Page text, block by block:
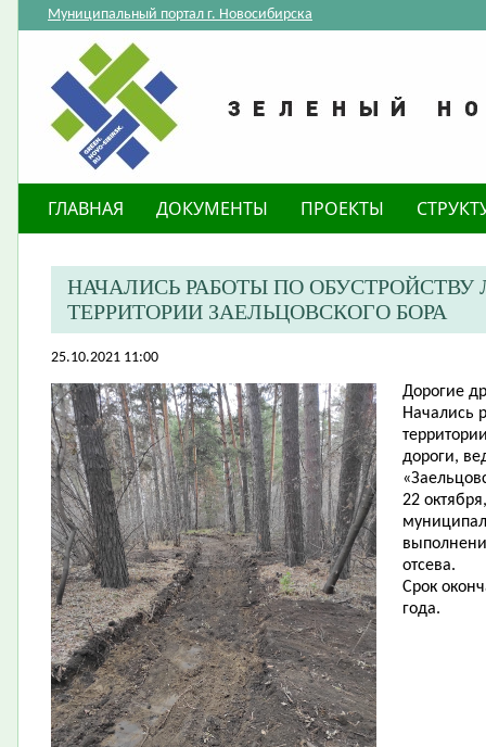
Муниципальный портал г. Новосибирска
ГЛАВНАЯ ДОКУМЕНТЫ ПРОЕКТЫ
НАЧАЛИСЬ РАБОТЫ ПО
ТЕРРИТОРИИ ЗАЕЛЬЦОВСКОГО БОРА
25.10.2021 11:00
Дорогие
Начались
дороги,
22
отсева.
Срок
года.